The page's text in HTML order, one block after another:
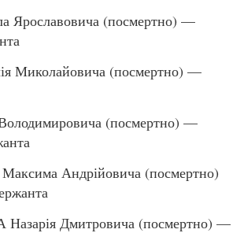
Ярославовича (посмертно) —
Миколайовича (посмертно) —
(посмертно) —
Андрійовича (посмертно)
Дмитровича (посмертно) —